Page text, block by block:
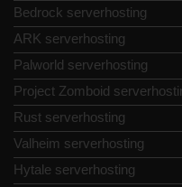
Bedrock serverhosting
ARK serverhosting
Palworld serverhosting
Project Zomboid
Rust serverhosting
Valheim serverhosting
Hytale serverhosting